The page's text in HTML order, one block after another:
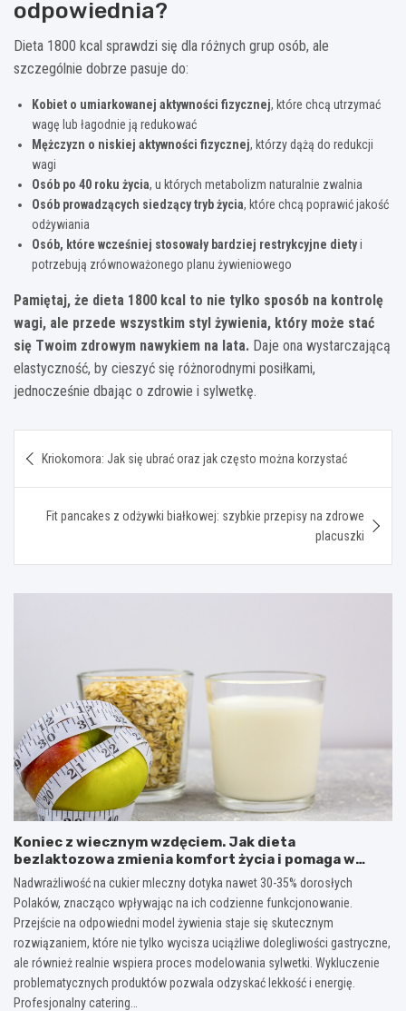
odpowiednia?
Dieta 1800 kcal sprawdzi się dla różnych grup osób, ale
szczególnie dobrze pasuje do:
Kobiet o umiarkowanej aktywności fizycznej, które chcą utrzymać
wagę lub łagodnie ją redukować
Mężczyzn o niskiej aktywności fizycznej, którzy dążą do redukcji
wagi
Osób po 40 roku życia, u których metabolizm naturalnie zwalnia
Osób prowadzących siedzący tryb życia, które chcą poprawić jakość
odżywiania
Osób, które wcześniej stosowały bardziej restrykcyjne dietyi
potrzebują zrównoważonego planu żywieniowego
Pamiętaj, że dieta 1800 kcal to nie tylko sposób na kontrolę
wagi, ale przede wszystkim styl żywienia, który może stać
się Twoim zdrowym nawykiem na lata. Daje ona wystarczającą
elastyczność, by cieszyć się różnorodnymi posiłkami,
jednocześnie dbając o zdrowie i sylwetkę.
wpisu
Kriokomora: Jak się ubrać oraz jak często można korzystać
Fit pancakes z odżywki białkowej: szybkie przepisy na zdrowe
placuszki
Koniec z wiecznym wzdęciem. Jak dieta
bezlaktozowa zmienia komfort życia i pomaga w
redukcji wagi?
Nadwrażliwość na cukier mleczny dotyka nawet 30-35% dorosłych
Polaków, znacząco wpływając na ich codzienne funkcjonowanie.
Przejście na odpowiedni model żywienia staje się skutecznym
rozwiązaniem, które nie tylko wycisza uciążliwe dolegliwości gastryczne,
ale również realnie wspiera proces modelowania sylwetki. Wykluczenie
problematycznych produktów pozwala odzyskać lekkość i energię.
Profesjonalny catering…